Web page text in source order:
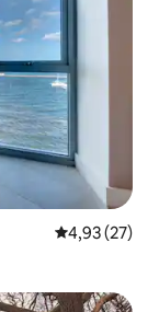
Note
4,93 (27)